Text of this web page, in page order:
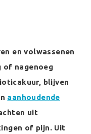
en volwassenen
of nagenoeg
blijven
aanhoudende
uit
of pijn. Uit